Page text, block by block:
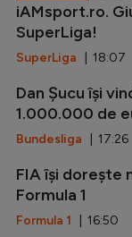
iAMsport.ro.
SuperLiga!
SuperLiga | 18:07
Dan Șucu își
1.000.000 de
Bundesliga | 17:26
FIA își dorește
Formula 1
Formula 1 | 16:50